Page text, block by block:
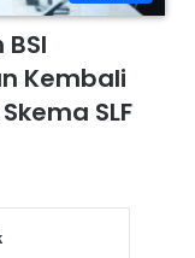
Kembali
SLF